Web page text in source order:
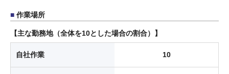
作業場所
主な勤務地（全体を10とした場合の割合）
自社作業 10